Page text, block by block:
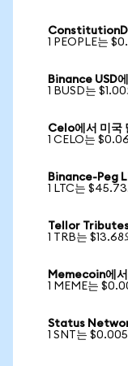
1 PEOPLE는
Binance USD
1 BUSD는
Celo에서 미국
1 CELO는
Binance-Peg
1 LTC는
Tellor Tributes
1 TRB는 $13.68
Memecoin에서
1 MEME는
Status
1 SNT는